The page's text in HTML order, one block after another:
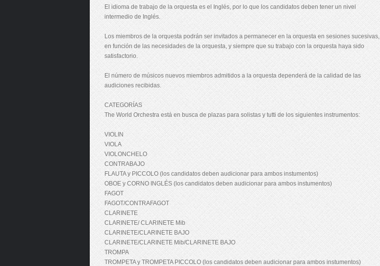
El idioma de trabajo de la orquesta es el Inglés, por lo que los candidatos deben tener un nivel
intermedio de Inglés.
Los miembros de la orquesta podrán ser invitados a permanecer en la orquesta en sesiones sucesivas,
en función de las necesidades de la orquesta, y siempre que su trabajo con la orquesta haya sido
satisfactorio.
El número de músicos nuevos miembros admitidos a la orquesta dependerá de la calidad de las
audiciones recibidas.
CATEGORÍAS
The World Orchestra está en busca de plazas para solistas y tutti de los siguientes instrumentos:
VIOLIN
VIOLA
VIOLONCHELO
CONTRABAJO
FLAUTA y PICCOLO (los candidatos deben audicionar para ambos instumentos)
OBOE y CORNO INGLÉS (los candidatos deben audicionar para ambos instumentos)
FAGOT
FAGOT/CONTRAFAGOT
CLARINETE
CLARINETE/ CLARINETE Mib
CLARINETE/CLARINETE BAJO
CLARINETE/CLARINETE Mib/CLARINETE BAJO
TROMPA
TROMPETA y TROMPETA PICCOLO (los candidatos deben audicionar para ambos instumentos)